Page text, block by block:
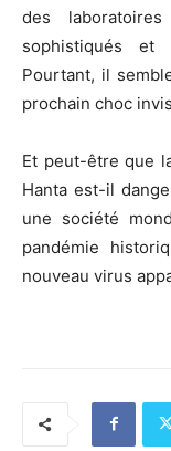
des
sophistiqués et
Pourtant, il
prochain choc
Et peut-être que
Hanta est-il
une société
pandémie
nouveau virus